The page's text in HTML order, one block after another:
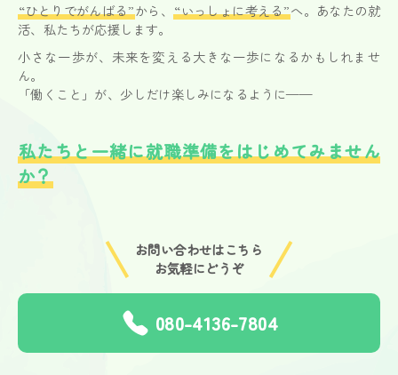
“ひとりでがんばる”から、“いっしょに考える”へ。あなたの就
活、私たちが応援します。
小さな一歩が、未来を変える大きな一歩になるかもしれませ
ん。
「働くこと」が、少しだけ楽しみになるように——
私たちと一緒に就職準備をはじめてみません
か？
お問い合わせはこちら
お気軽にどうぞ
080-4136-7804